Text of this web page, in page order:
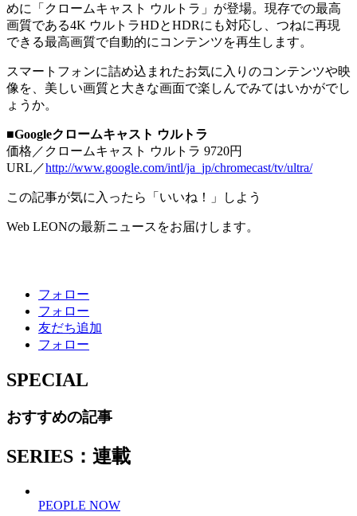
めに「クロームキャスト ウルトラ」が登場。現存での最高
画質である4K ウルトラHDとHDRにも対応し、つねに再現
できる最高画質で自動的にコンテンツを再生します。
スマートフォンに詰め込まれたお気に入りのコンテンツや映
像を、美しい画質と大きな画面で楽しんでみてはいかがでし
ょうか。
■Googleクロームキャスト ウルトラ
価格／クロームキャスト ウルトラ 9720円
URL／http://www.google.com/intl/ja_jp/chromecast/tv/ultra/
この記事が気に入ったら「いいね！」しよう
Web LEONの最新ニュースをお届けします。
フォロー
フォロー
友だち追加
フォロー
SPECIAL
おすすめの記事
SERIES：連載
PEOPLE NOW